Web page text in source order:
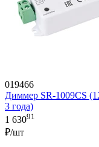
019466
Диммер SR-1009CS
3 года)
1 63091
₽/шт